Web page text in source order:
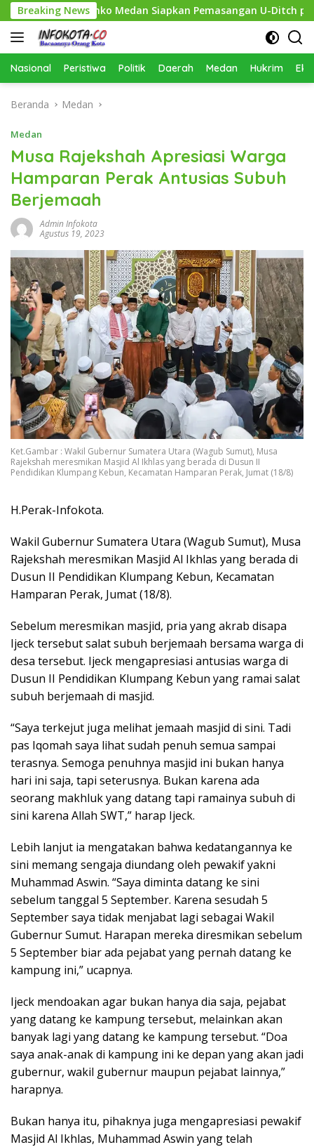
Langsung
ke
konten
Breaking News
Pemko Medan Siapkan Pemasangan U-Ditch pada 2027
Nasional Peristiwa Politik Daerah Medan Hukrim
Beranda Medan
Medan
Musa Rajekshah Apresiasi Warga
Hamparan Perak Antusias Subuh
Berjemaah
Admin Infokota
Agustus 19, 2023
Ket.Gambar : Wakil Gubernur Sumatera Utara (Wagub Sumut), Musa
Rajekshah meresmikan Masjid Al Ikhlas yang berada di Dusun II
Pendidikan Klumpang Kebun, Kecamatan Hamparan Perak, Jumat (18/8)
H.Perak-Infokota.
Wakil Gubernur Sumatera Utara (Wagub Sumut), Musa
Rajekshah meresmikan Masjid Al Ikhlas yang berada di
Dusun II Pendidikan Klumpang Kebun, Kecamatan
Hamparan Perak, Jumat (18/8).
Sebelum meresmikan masjid, pria yang akrab disapa
Ijeck tersebut salat subuh berjemaah bersama warga di
desa tersebut. Ijeck mengapresiasi antusias warga di
Dusun II Pendidikan Klumpang Kebun yang ramai salat
subuh berjemaah di masjid.
“Saya terkejut juga melihat jemaah masjid di sini. Tadi
pas Iqomah saya lihat sudah penuh semua sampai
terasnya. Semoga penuhnya masjid ini bukan hanya
hari ini saja, tapi seterusnya. Bukan karena ada
seorang makhluk yang datang tapi ramainya subuh di
sini karena Allah SWT,” harap Ijeck.
Lebih lanjut ia mengatakan bahwa kedatangannya ke
sini memang sengaja diundang oleh pewakif yakni
Muhammad Aswin. “Saya diminta datang ke sini
sebelum tanggal 5 September. Karena sesudah 5
September saya tidak menjabat lagi sebagai Wakil
Gubernur Sumut. Harapan mereka diresmikan sebelum
5 September biar ada pejabat yang pernah datang ke
kampung ini,” ucapnya.
Ijeck mendoakan agar bukan hanya dia saja, pejabat
yang datang ke kampung tersebut, melainkan akan
banyak lagi yang datang ke kampung tersebut. “Doa
saya anak-anak di kampung ini ke depan yang akan jadi
gubernur, wakil gubernur maupun pejabat lainnya,”
harapnya.
Bukan hanya itu, pihaknya juga mengapresiasi pewakif
Masjid Al Ikhlas, Muhammad Aswin yang telah